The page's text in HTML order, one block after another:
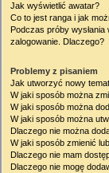
Jak wyświetlić awatar?
Co to jest ranga i jak
Podczas próby
zalogowanie. Dlaczego?
Problemy z pisaniem
Jak utworzyć nowy
W jaki sposób można
W jaki sposób można
W jaki sposób można
Dlaczego nie można
W jaki sposób zmienić
Dlaczego nie mam
Dlaczego nie mogę